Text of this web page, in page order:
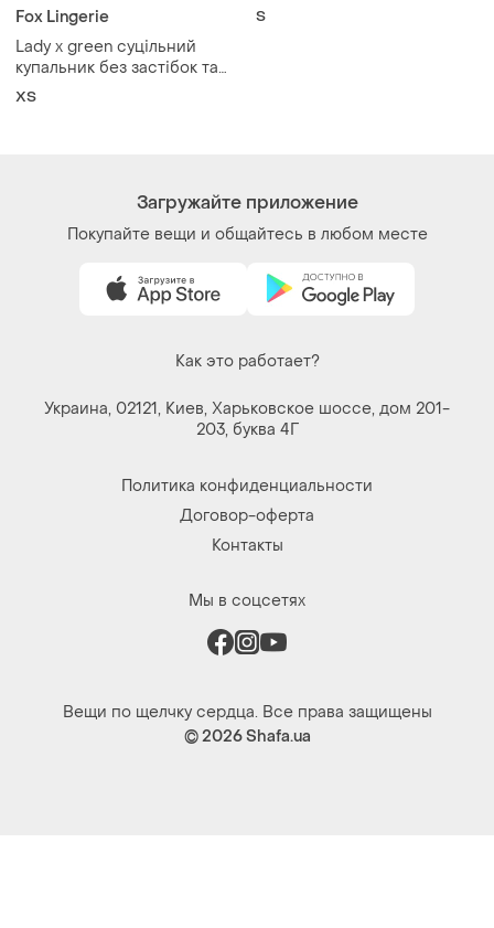
Fox Lingerie
Lady x green суцільний
купальник без застібок та
глибоким декольте з
ХS
S
Загружайте приложение
Покупайте вещи и общайтесь в любом месте
Как это работает?
Украина, 02121, Киев, Харьковское шоссе, дом 201-
203, буква 4Г
Политика конфиденциальности
Договор-оферта
Контакты
Мы в соцсетях
Вещи по щелчку сердца. Все права защищены
© 2026Shafa.ua